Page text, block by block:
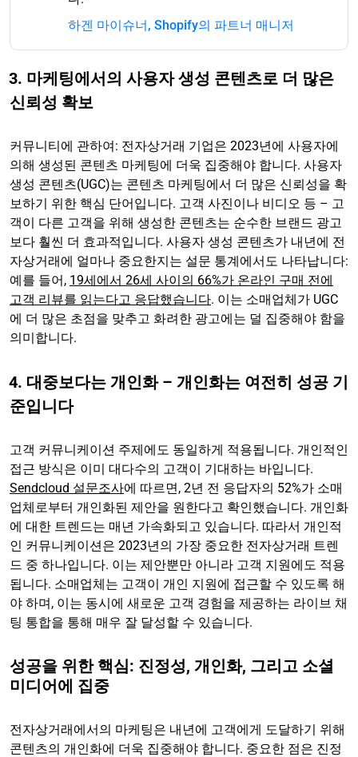
하겐 마이슈너, Shopify의 파트너 매니저
3. 마케팅에서의 사용자 생성 콘텐츠로 더 많은
신뢰성 확보
커뮤니티에 관하여: 전자상거래 기업은 2023년에 사용자에
의해 생성된 콘텐츠 마케팅에 더욱 집중해야 합니다. 사용자
생성 콘텐츠(UGC)는 콘텐츠 마케팅에서 더 많은 신뢰성을 확
보하기 위한 핵심 단어입니다. 고객 사진이나 비디오 등 – 고
객이 다른 고객을 위해 생성한 콘텐츠는 순수한 브랜드 광고
보다 훨씬 더 효과적입니다. 사용자 생성 콘텐츠가 내년에 전
자상거래에 얼마나 중요한지는 설문 통계에서도 나타납니다:
예를 들어, 19세에서 26세 사이의 66%가 온라인 구매 전에
고객 리뷰를 읽는다고 응답했습니다. 이는 소매업체가 UGC
에 더 많은 초점을 맞추고 화려한 광고에는 덜 집중해야 함을
의미합니다.
4. 대중보다는 개인화 – 개인화는 여전히 성공 기
준입니다
고객 커뮤니케이션 주제에도 동일하게 적용됩니다. 개인적인
접근 방식은 이미 대다수의 고객이 기대하는 바입니다.
Sendcloud 설문조사에 따르면, 2년 전 응답자의 52%가 소매
업체로부터 개인화된 제안을 원한다고 확인했습니다. 개인화
에 대한 트렌드는 매년 가속화되고 있습니다. 따라서 개인적
인 커뮤니케이션은 2023년의 가장 중요한 전자상거래 트렌
드 중 하나입니다. 이는 제안뿐만 아니라 고객 지원에도 적용
됩니다. 소매업체는 고객이 개인 지원에 접근할 수 있도록 해
야 하며, 이는 동시에 새로운 고객 경험을 제공하는 라이브 채
팅 통합을 통해 매우 잘 달성할 수 있습니다.
성공을 위한 핵심: 진정성, 개인화, 그리고 소셜
미디어에 집중
전자상거래에서의 마케팅은 내년에 고객에게 도달하기 위해
콘텐츠의 개인화에 더욱 집중해야 합니다. 중요한 점은 진정